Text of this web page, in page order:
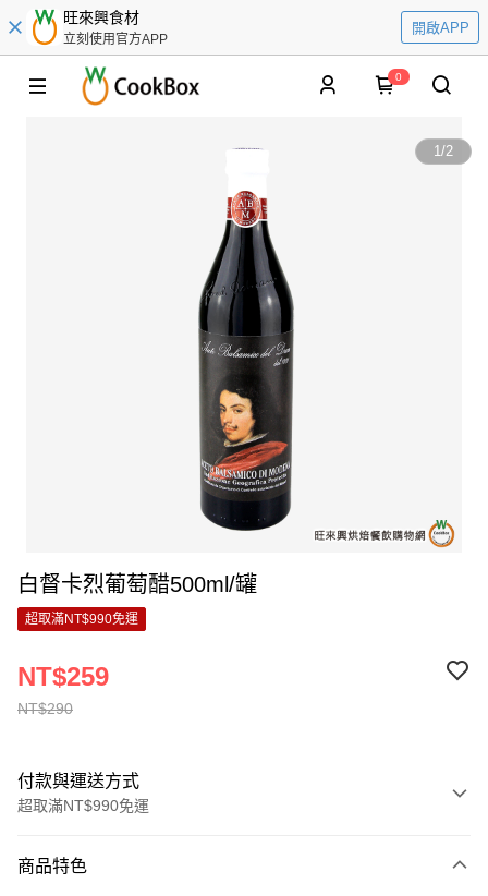
旺來興食材
立刻使用官方APP
開啟APP
0
1/2
白督卡烈葡萄醋500ml/罐
超取滿NT$990免運
NT$290
NT$259
付款與運送方式
超取滿NT$990免運
信用卡一次付款
商品特色